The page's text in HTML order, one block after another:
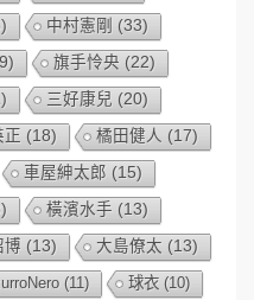
中村憲剛 (33)
旗手怜央 (22)
三好康兒 (20)
正 (18) 橘田健人 (17)
車屋紳太郎 (15)
橫濱水手 (13)
博 (13) 大島僚太 (13)
(11) 球衣 (10)